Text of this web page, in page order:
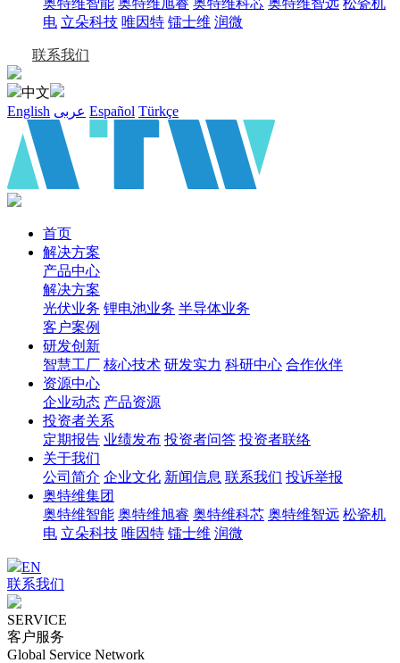
奥特维智能 奥特维旭睿 奥特维科芯 奥特维智远 松瓷机
电 立朵科技 唯因特 镭士维 润微
联系我们
中文
English عربى Español Türkçe
首页
解决方案
产品中心
解决方案
光伏业务 锂电池业务 半导体业务
客户案例
研发创新
智慧工厂 核心技术 研发实力 科研中心 合作伙伴
资源中心
企业动态 产品资源
投资者关系
定期报告 业绩发布 投资者问答 投资者联络
关于我们
公司简介 企业文化 新闻信息 联系我们 投诉举报
奥特维集团
奥特维智能 奥特维旭睿 奥特维科芯 奥特维智远 松瓷机
电 立朵科技 唯因特 镭士维 润微
EN
联系我们
SERVICE
客户服务
Global Service Network